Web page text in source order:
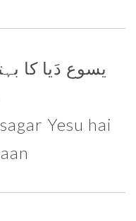
یسوع دَیا کا
Yesu hai